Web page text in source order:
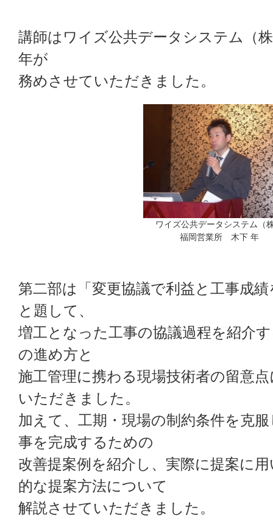
講師はワイズ公共データシステム（
年が
務めさせていただきました。
ワイズ公共データシステム（
福岡営業所 木下 年
第二部は「変更協議で利益と工事成
と題して、
増工となった工事の協議過程を紹介
の進め方と
施工管理に携わる現場技術者の留意
いただきました。
加えて、工期・現場の制約条件を克
事を完成するための
改善提案例を紹介し、実際に提案に
的な提案方法について
解説させていただきました。